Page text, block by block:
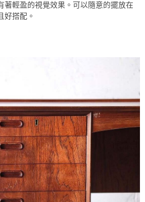
著輕盈的視覺效果。可以隨意的擺放在
好搭配。